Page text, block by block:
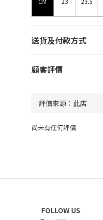
送貨及付款方式
顧客評價
尚未有任何評價
FOLLOW US